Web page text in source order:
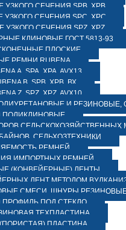
СЕЧЕНИЯ SPB, XPB
СЕЧЕНИЯ SPC, XPC
СЕЧЕНИЯ SPZ, XPZ
КЛИНОВЫЕ ГОСТ 5813-93
ПЛОСКИЕ
РЕМНИ RUBENA
А, SPA, XPA, AVX13
В, SPВ, ХPВ, ВХ
Z, SPZ, XPZ, AVX10
И РЕЗИНОВЫЕ,
ПОЛИКЛИНОВЫЕ
СЕЛЬСКОХОЗЯЙСТВЕННЫХ
СЕЛЬХОЗТЕХНИКИ
РЕМНЕЙ
ИМПОРТНЫХ РЕМНЕЙ
(КОНВЕЙЕРНЫЕ) ЛЕНТЫ
ЛЕНТ МЕТОДОМ
СМЕСИ, ШНУРЫ
ПРОФИЛЬ ПОД СТЕКЛО
ТЕХПЛАСТИНА
ПЛАСТИНА